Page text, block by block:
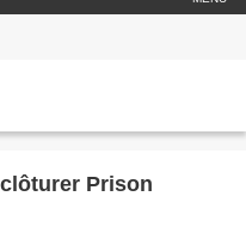
Prison